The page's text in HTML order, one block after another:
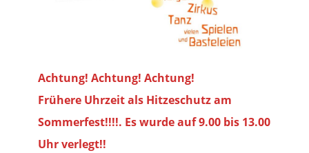
Achtung! Achtung! Achtung!
Frühere Uhrzeit als Hitzeschutz am
Sommerfest!!!!. Es wurde auf 9.00 bis 13.00
Uhr verlegt!!